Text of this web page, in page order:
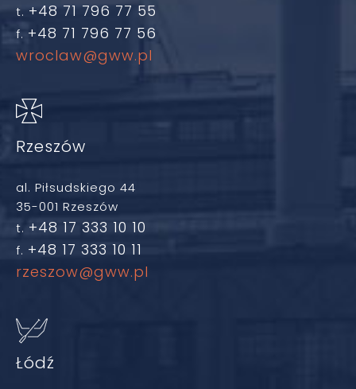
t. +48 71 796 77 55
f. +48 71 796 77 56
wroclaw@gww.pl
Rzeszów
al. Piłsudskiego 44
35-001 Rzeszów
t. +48 17 333 10 10
f. +48 17 333 10 11
rzeszow@gww.pl
Łódź